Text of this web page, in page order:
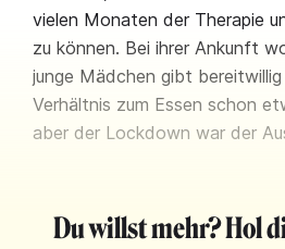
vielen Monaten der Therapie
zu können. Bei ihrer Ankunft
junge Mädchen gibt
Verhältnis zum Essen schon
aber der Lockdown war der
Du willst mehr? Hol